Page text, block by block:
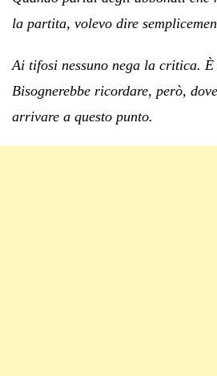
la partita, volevo dire
Ai tifosi nessuno nega la critica.
Bisognerebbe ricordare, però,
arrivare a questo punto.